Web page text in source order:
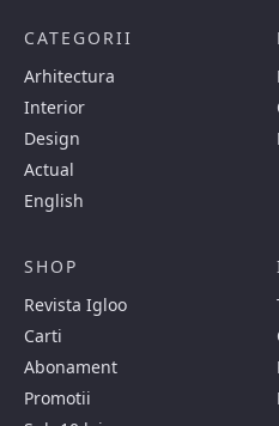
CATEGORII
Arhitectura
Interior
Design
Actual
English
SHOP
Revista Igloo
Carti
Abonament
Promotii